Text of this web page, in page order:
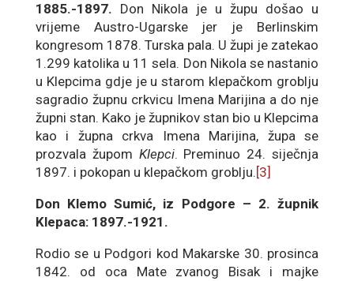
1885.-1897. Don Nikola je u župu došao u
vrijeme Austro-Ugarske jer je Berlinskim
kongresom 1878. Turska pala. U župi je zatekao
1.299 katolika u 11 sela. Don Nikola se nastanio
u Klepcima gdje je u starom klepačkom groblju
sagradio župnu crkvicu Imena Marijina a do nje
župni stan. Kako je župnikov stan bio u Klepcima
kao i župna crkva Imena Marijina, župa se
prozvala župom Klepci. Preminuo 24. siječnja
1897. i pokopan u klepačkom groblju. [3]
Don Klemo Sumić, iz Podgore – 2. župnik
Klepaca: 1897.-1921.
Rodio se u Podgori kod Makarske 30. prosinca
1842. od oca Mate zvanog Bisak i majke